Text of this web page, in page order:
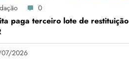
0
paga terceiro lote de restituição
2026